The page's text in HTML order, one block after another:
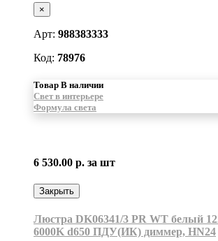
×
Арт: 988383333
Код: 78976
Товар В наличии
Свет в интерьере
Формула света
6 530.00 р. за шт
Закрыть
Люстра DK06341/3 PR WT белый
6000K d650 ПДУ(ИК) диммер, HN24